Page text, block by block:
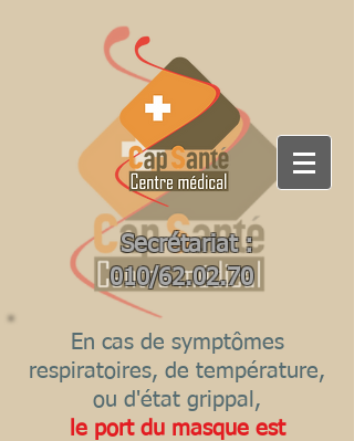
Secrétariat :
010/62.02.70
En cas de symptômes
respiratoires, de température,
ou d'état grippal,
le port du masque est